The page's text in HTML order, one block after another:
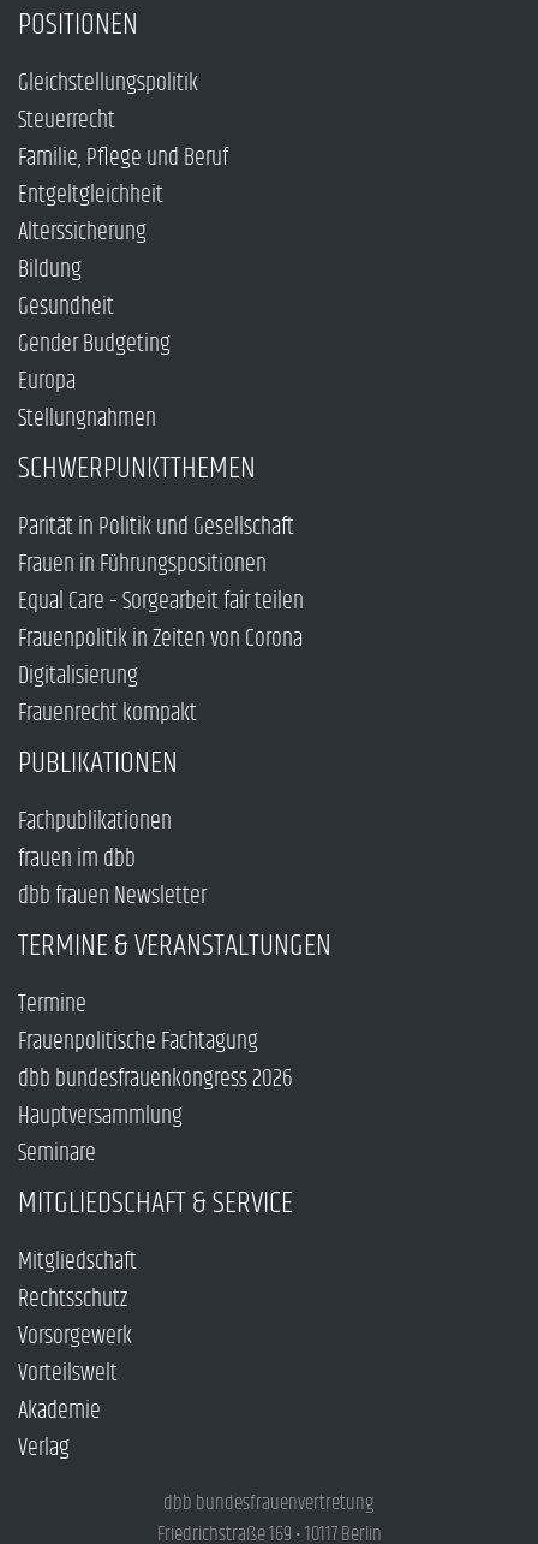
POSITIONEN
Gleichstellungspolitik
Steuerrecht
Familie, Pflege und Beruf
Entgeltgleichheit
Alterssicherung
Bildung
Gesundheit
Gender Budgeting
Europa
Stellungnahmen
SCHWERPUNKTTHEMEN
Parität in Politik und Gesellschaft
Frauen in Führungspositionen
Equal Care – Sorgearbeit fair teilen
Frauenpolitik in Zeiten von Corona
Digitalisierung
Frauenrecht kompakt
PUBLIKATIONEN
Fachpublikationen
frauen im dbb
dbb frauen Newsletter
TERMINE & VERANSTALTUNGEN
Termine
Frauenpolitische Fachtagung
dbb bundesfrauenkongress 2026
Hauptversammlung
Seminare
MITGLIEDSCHAFT & SERVICE
Mitgliedschaft
Rechtsschutz
Vorsorgewerk
Vorteilswelt
Akademie
Verlag
dbb bundesfrauenvertretung
Friedrichstraße 169 • 10117 Berlin